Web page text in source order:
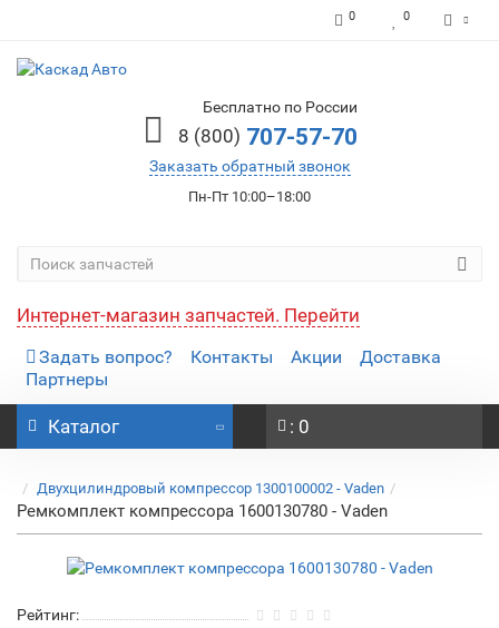
0 0
Бесплатно по России
8 (800) 707-57-70
Заказать обратный звонок
Пн-Пт 10:00–18:00
Интернет-магазин запчастей. Перейти
Задать вопрос? Контакты Акции
Доставка
Партнеры
Каталог : 0
Двухцилиндровый компрессор 1300100002 - Vaden
Ремкомплект компрессора 1600130780 - Vaden
Рейтинг: